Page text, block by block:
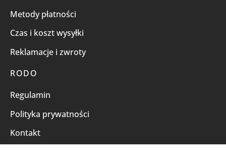
Metody płatności
Czas i koszt wysyłki
Reklamacje i zwroty
RODO
Regulamin
Polityka prywatności
Kontakt